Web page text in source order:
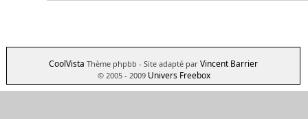
CoolVista Thème phpbb - Site adapté par Vincent Barrier
© 2005 - 2009 Univers Freebox